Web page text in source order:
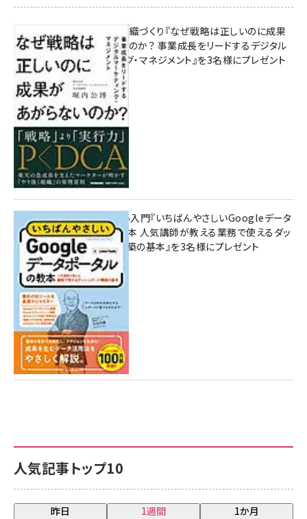
人気記事トップ10
昨日 1週間 1か月
成果を生む組織づくり『なぜ戦略は正しいのに成果
があがらないのか？ 事業成長をリードするデジタル
マーケティング・マネジメント』を3名様にプレゼント
10:00
無料BIツール入門『いちばんやさしいGoogleデータ
ポータルの教本 人気講師が教える業務で使えるダッ
シュボード構築の基本』を3名様にプレゼント
7月31日 10:00